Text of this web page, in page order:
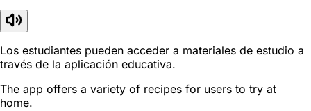
Los estudiantes pueden acceder a materiales de estudio a
través de la aplicación educativa.
The app offers a variety of recipes for users to try at
home.